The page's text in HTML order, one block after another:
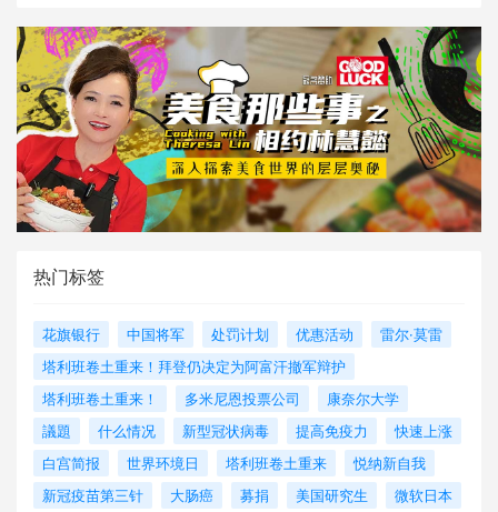
热门标签
花旗银行 中国将军 处罚计划 优惠活动
雷尔·莫雷
塔利班卷土重来！拜登仍决定为阿富汗撤军辩护
塔利班卷土重来！
多米尼恩投票公司
康奈尔大学
議題
什么情况 新型冠状病毒 提高免疫力
快速上涨
白宫简报
世界环境日 塔利班卷土重来
悦纳新自我
新冠疫苗第三针
大肠癌 募捐 美国研究生
微软日本